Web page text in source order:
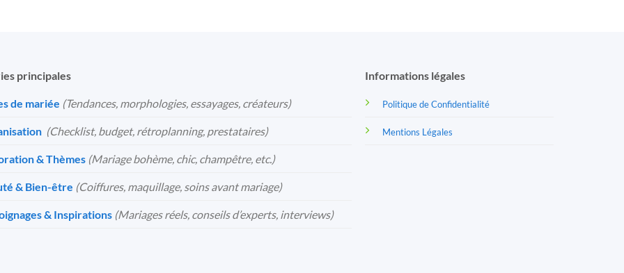
principales
de mariée (Tendances, morphologies, essayages, créateurs)
(Checklist, budget, rétroplanning, prestataires)
& Thèmes (Mariage bohème, chic, champêtre, etc.)
& Bien-être (Coiffures, maquillage, soins avant mariage)
& Inspirations (Mariages réels, conseils d’experts, interviews)
Informations légales
Politique de Confidentialité
Mentions Légales